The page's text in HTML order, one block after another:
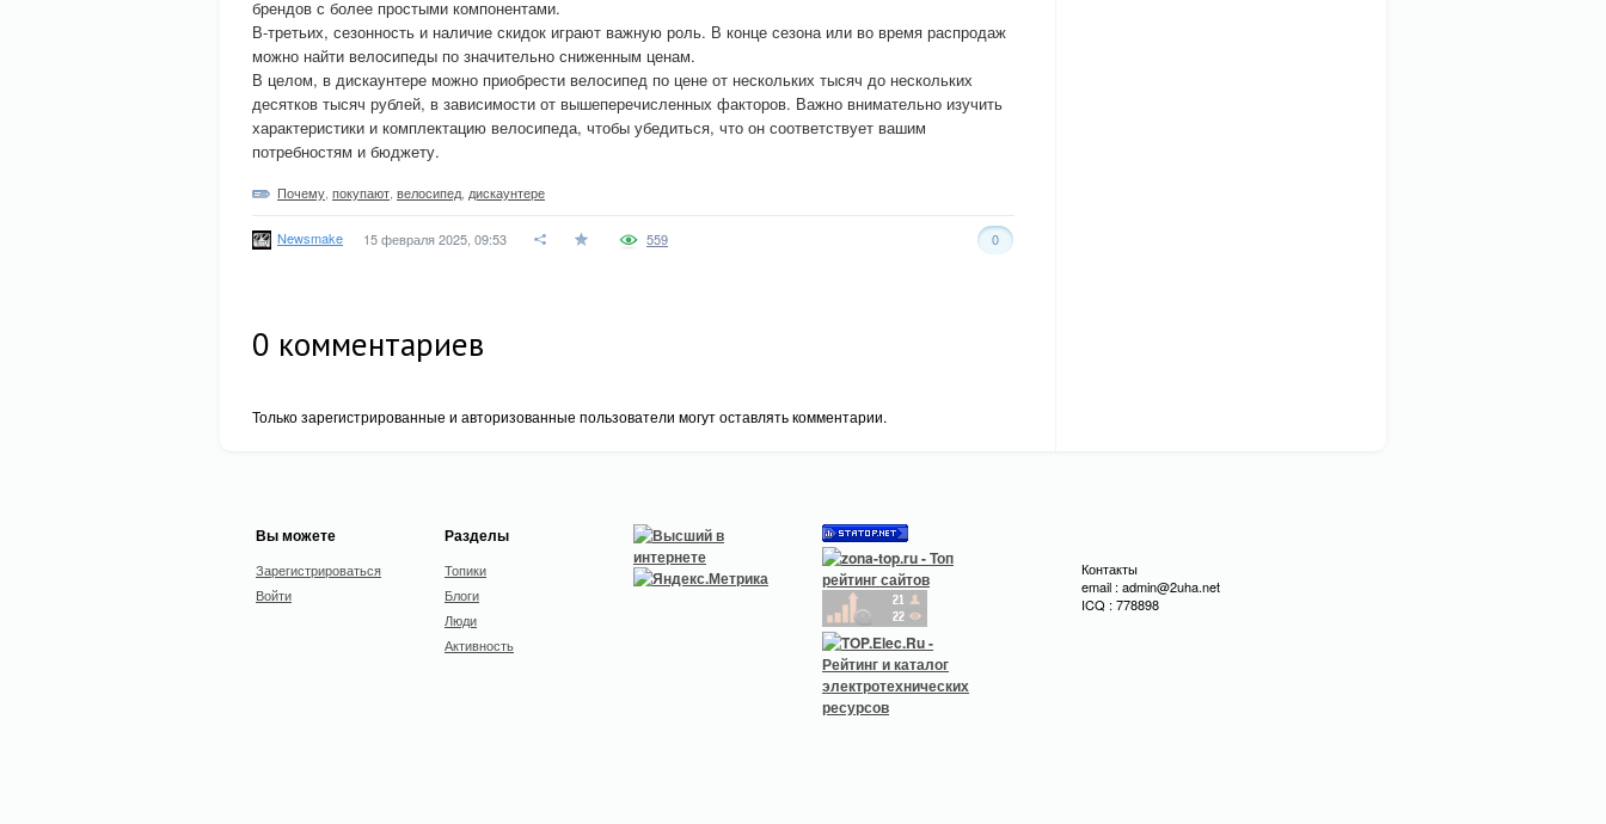
брендов с более простыми компонентами.
В-третьих, сезонность и наличие скидок играют важную роль. В конце сезона или во время распродаж
можно найти велосипеды по значительно сниженным ценам.
В целом, в дискаунтере можно приобрести велосипед по цене от нескольких тысяч до нескольких
десятков тысяч рублей, в зависимости от вышеперечисленных факторов. Важно внимательно изучить
характеристики и комплектацию велосипеда, чтобы убедиться, что он соответствует вашим
потребностям и бюджету.
Почему покупают велосипед дискаунтере
Newsmake 15 февраля 2025, 09:53 0
559
0 комментариев
Только зарегистрированные и авторизованные пользователи могут оставлять комментарии.
Вы можете
Зарегистрироваться
Войти
Разделы
Топики
Блоги
Люди
Активность
Контакты
email : admin@2uha.net
ICQ : 778898